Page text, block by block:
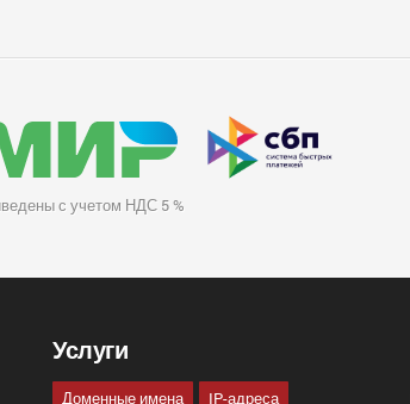
с учетом НДС 5 %
Услуги
Доменные имена IP-адреса